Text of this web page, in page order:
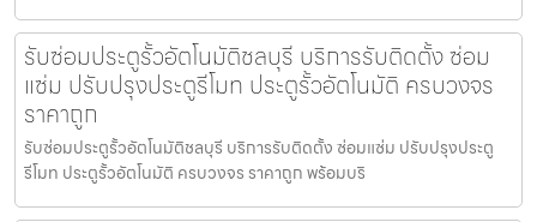
รับซ่อมประตูรั้วอัตโนมัติชลบุรี บริการรับติดตั้ง ซ่อม
แซ่ม ปรับปรุงประตูรีโมท ประตูรั้วอัตโนมัติ ครบวงจร
ราคาถูก
รับซ่อมประตูรั้วอัตโนมัติชลบุรี บริการรับติดตั้ง ซ่อมแซ่ม ปรับปรุงประตู
รีโมท ประตูรั้วอัตโนมัติ ครบวงจร ราคาถูก พร้อมบริ